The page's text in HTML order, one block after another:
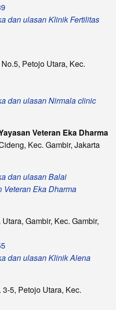
dan ulasan Klinik Fertilitas
Petojo Utara, Kec.
dan ulasan Nirmala clinic
Veteran Eka Dharma
Kec. Gambir, Jakarta
dan ulasan Balai
Veteran Eka Dharma
Gambir, Kec. Gambir,
dan ulasan Klinik Alena
5, Petojo Utara, Kec.